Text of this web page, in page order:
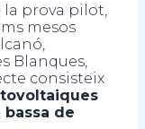
la prova pilot,
mesos
Blanques,
consisteix
de